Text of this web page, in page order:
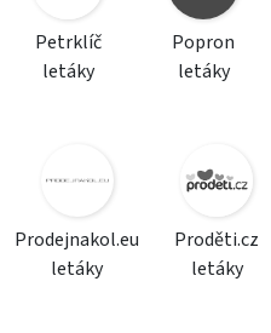
Petrklíč
letáky
Popron
letáky
Prodejnakol.eu
letáky
Proděti.cz
letáky